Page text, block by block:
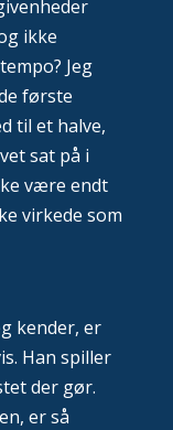
ikke
Jeg
første
til et halve,
sat på i
være endt
virkede som
kender, er
Han spiller
der gør.
er så